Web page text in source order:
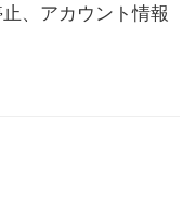
、アカウント情報